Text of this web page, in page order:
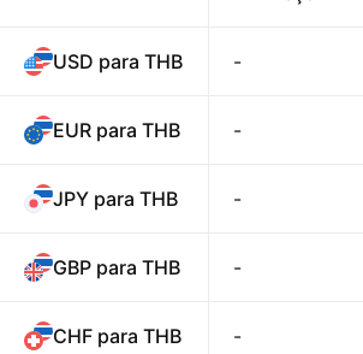
USD para THB -
EUR para THB -
JPY para THB -
GBP para THB -
CHF para THB -